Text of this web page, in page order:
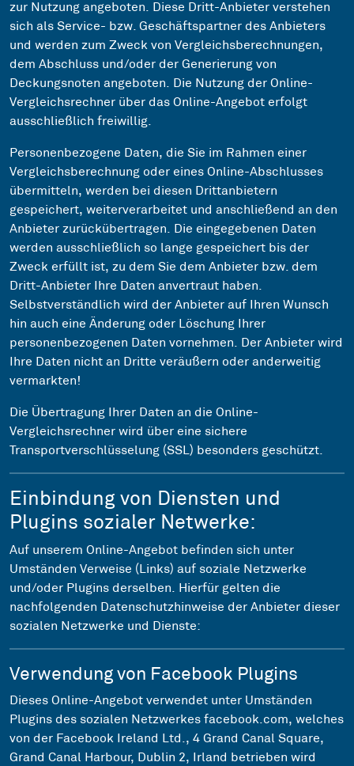
zur Nutzung angeboten. Diese Dritt-Anbieter verstehen
sich als Service- bzw. Geschäftspartner des Anbieters
und werden zum Zweck von Vergleichsberechnungen,
dem Abschluss und/oder der Generierung von
Deckungsnoten angeboten. Die Nutzung der Online-
Vergleichsrechner über das Online-Angebot erfolgt
ausschließlich freiwillig.
Personenbezogene Daten, die Sie im Rahmen einer
Vergleichsberechnung oder eines Online-Abschlusses
übermitteln, werden bei diesen Drittanbietern
gespeichert, weiterverarbeitet und anschließend an den
Anbieter zurückübertragen. Die eingegebenen Daten
werden ausschließlich so lange gespeichert bis der
Zweck erfüllt ist, zu dem Sie dem Anbieter bzw. dem
Dritt-Anbieter Ihre Daten anvertraut haben.
Selbstverständlich wird der Anbieter auf Ihren Wunsch
hin auch eine Änderung oder Löschung Ihrer
personenbezogenen Daten vornehmen. Der Anbieter wird
Ihre Daten nicht an Dritte veräußern oder anderweitig
vermarkten!
Die Übertragung Ihrer Daten an die Online-
Vergleichsrechner wird über eine sichere
Transportverschlüsselung (SSL) besonders geschützt.
Einbindung von Diensten und
Plugins sozialer Netwerke:
Auf unserem Online-Angebot befinden sich unter
Umständen Verweise (Links) auf soziale Netzwerke
und/oder Plugins derselben. Hierfür gelten die
nachfolgenden Datenschutzhinweise der Anbieter dieser
sozialen Netzwerke und Dienste:
Verwendung von Facebook Plugins
Dieses Online-Angebot verwendet unter Umständen
Plugins des sozialen Netzwerkes facebook.com, welches
von der Facebook Ireland Ltd., 4 Grand Canal Square,
Grand Canal Harbour, Dublin 2, Irland betrieben wird